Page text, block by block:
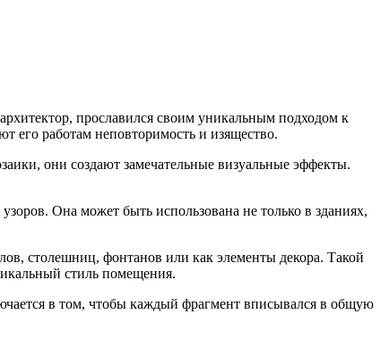
прославился своим уникальным подходом к
его работам неповторимость и изящество.
они создают замечательные визуальные эффекты.
Она может быть использована не только в зданиях,
столешниц, фонтанов или как элементы декора. Такой
стиль помещения.
в том, чтобы каждый фрагмент вписывался в общую